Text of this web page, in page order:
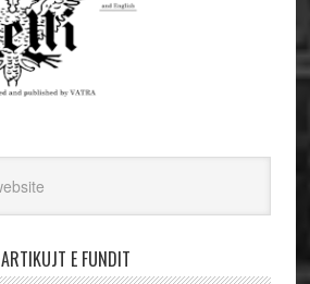
ARTIKUJT E FUNDIT